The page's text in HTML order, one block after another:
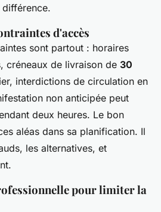
d'accès
sont partout : horaires
créneaux de livraison de 30
interdictions de circulation en
non anticipée peut
deux heures. Le bon
aléas dans sa planification. Il
les alternatives, et
pour limiter la